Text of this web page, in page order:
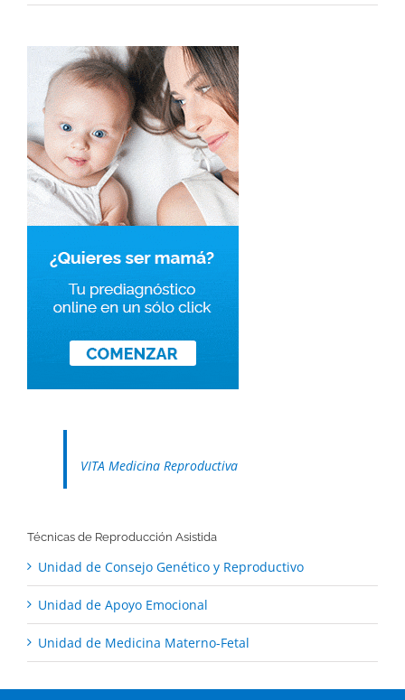
VITA Medicina Reproductiva
Técnicas de Reproducción Asistida
Unidad de Consejo Genético y Reproductivo
Unidad de Apoyo Emocional
Unidad de Medicina Materno-Fetal